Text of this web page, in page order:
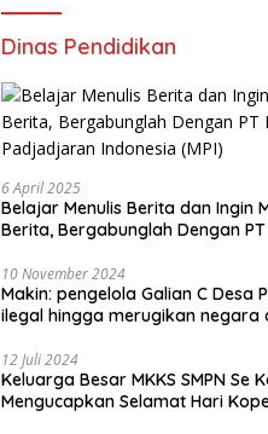
Dinas Pendidikan
6 April 2025
Belajar Menulis Berita dan Ingin
Berita, Bergabunglah Dengan
10 November 2024
Makin: pengelola Galian C Desa
ilegal hingga merugikan negara
12 Juli 2024
Keluarga Besar MKKS SMPN Se
Mengucapkan Selamat Hari Koperasi Nasional